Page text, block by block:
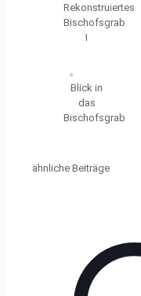
Rekonstruiertes
Bischofsgrab
I
Blick in
das
Bischofsgrab
ähnliche Beiträge